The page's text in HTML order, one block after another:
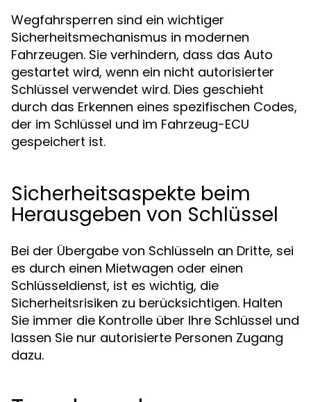
Wegfahrsperren sind ein wichtiger
Sicherheitsmechanismus in modernen
Fahrzeugen. Sie verhindern, dass das Auto
gestartet wird, wenn ein nicht autorisierter
Schlüssel verwendet wird. Dies geschieht
durch das Erkennen eines spezifischen Codes,
der im Schlüssel und im Fahrzeug-ECU
gespeichert ist.
Sicherheitsaspekte beim
Herausgeben von Schlüssel
Bei der Übergabe von Schlüsseln an Dritte, sei
es durch einen Mietwagen oder einen
Schlüsseldienst, ist es wichtig, die
Sicherheitsrisiken zu berücksichtigen. Halten
Sie immer die Kontrolle über Ihre Schlüssel und
lassen Sie nur autorisierte Personen Zugang
dazu.